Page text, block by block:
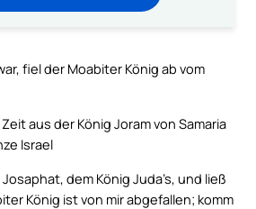
fiel der Moabiter König ab vom
aus der König Joram von Samaria
Israel
dem König Juda’s, und ließ
König ist von mir abgefallen; komm